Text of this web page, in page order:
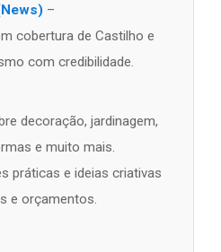
–
cobertura de Castilho e
com credibilidade.
decoração, jardinagem,
e muito mais.
práticas e ideias criativas
e orçamentos.